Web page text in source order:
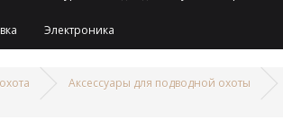
Электроника
Аксессуары для подводной охоты